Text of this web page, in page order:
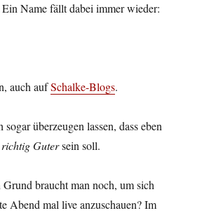
Name fällt dabei immer wieder:
auch aufSchalke-Blogs.
überzeugen lassen, dass eben
Gutersein soll.
braucht man noch, um sich
Abend mal live anzuschauen? Im